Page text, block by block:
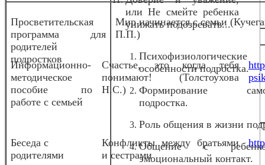
или Не смейте ребенка
унижать подозревать...
Информационно-
методическое
пособие по
работе с семьей
Счастье, это когда тебя
понимают! (Толстоухова
Н.С.)
Беседа с
родителями
Конфликты между братьями
и сестрами
Просветительская
программа для
родителей
подростков
Мир начинается с семьи
П.П.)
Психофизиологические
особенности подростка.
Формирование
подростка.
Роль общения в жизни
Общение с
эмоциональный контакт.